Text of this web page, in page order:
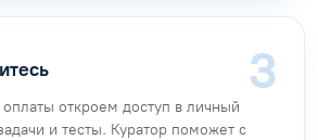
откроем доступ в личный
и тесты. Куратор поможет с